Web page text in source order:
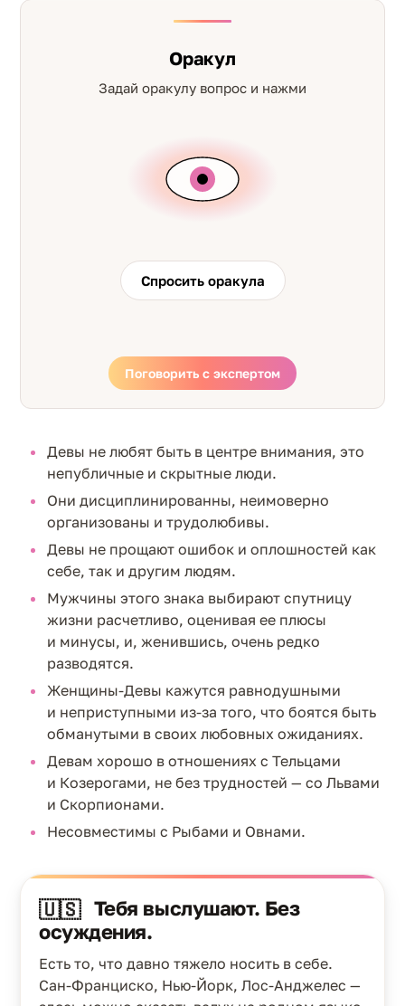
Оракул
Задай оракулу вопрос и нажми
Спросить оракула
Поговорить с экспертом
Девы не любят быть в центре внимания, это
непубличные и скрытные люди.
Они дисциплинированны, неимоверно
организованы и трудолюбивы.
Девы не прощают ошибок и оплошностей как
себе, так и другим людям.
Мужчины этого знака выбирают спутницу
жизни расчетливо, оценивая ее плюсы
и минусы, и, женившись, очень редко
разводятся.
Женщины-Девы кажутся равнодушными
и неприступными из-за того, что боятся быть
обманутыми в своих любовных ожиданиях.
Девам хорошо в отношениях с Тельцами
и Козерогами, не без трудностей — со Львами
и Скорпионами.
Несовместимы с Рыбами и Овнами.
🇺🇸 Тебя выслушают. Без
осуждения.
Есть то, что давно тяжело носить в себе.
Сан-Франциско, Нью-Йорк, Лос-Анджелес —